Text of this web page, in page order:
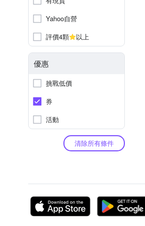
Yahoo自營
評價4顆
以上
優惠
挑戰低價
券
活動
清除所有條件